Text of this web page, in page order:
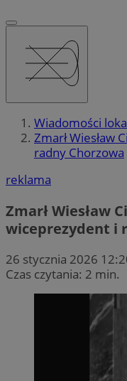
Wiadomości
Zmarł Wiesław
radny Chorzowa
reklama
Zmarł Wiesław
wiceprezydent i
26 stycznia 2026
Czas czytania: 2 min.